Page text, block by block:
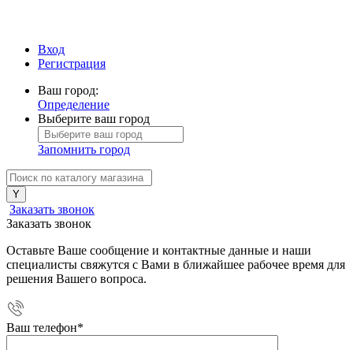
Вход
Регистрация
Ваш город:
Определение
Выберите ваш город
Запомнить город
Заказать звонок
Заказать звонок
Оставьте Ваше сообщение и контактные данные и наши
специалисты свяжутся с Вами в ближайшее рабочее время для
решения Вашего вопроса.
Ваш телефон*